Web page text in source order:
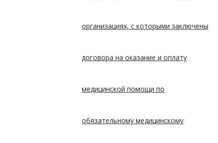
организациях, с которыми заключены
договора на оказание и оплату
медицинской помощи по
обязательному медицинскому